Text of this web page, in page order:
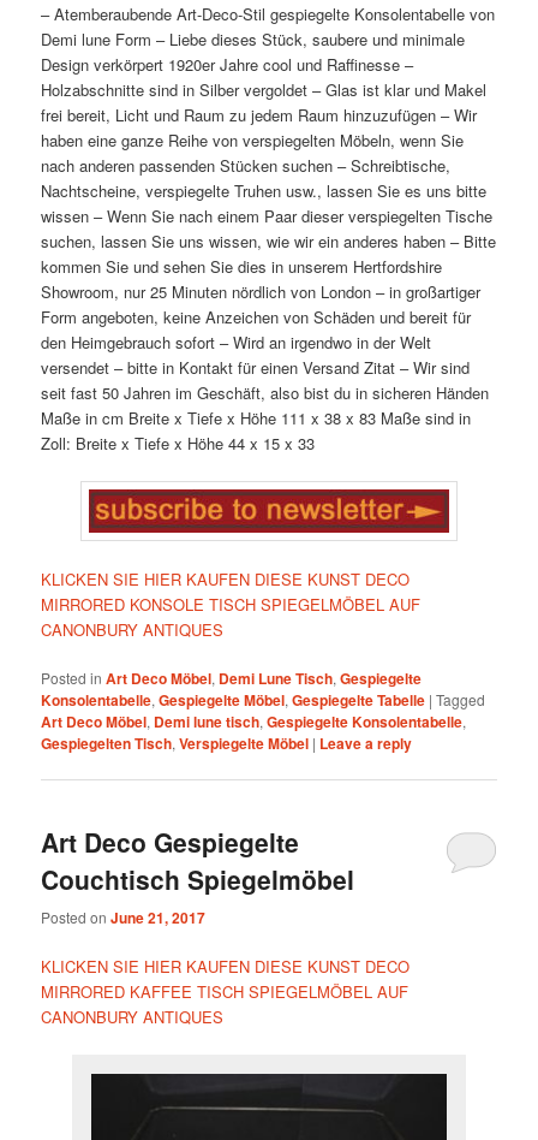
– Atemberaubende Art-Deco-Stil gespiegelte Konsolentabelle von
Demi lune Form – Liebe dieses Stück, saubere und minimale
Design verkörpert 1920er Jahre cool und Raffinesse –
Holzabschnitte sind in Silber vergoldet – Glas ist klar und Makel
frei bereit, Licht und Raum zu jedem Raum hinzuzufügen – Wir
haben eine ganze Reihe von verspiegelten Möbeln, wenn Sie
nach anderen passenden Stücken suchen – Schreibtische,
Nachtscheine, verspiegelte Truhen usw., lassen Sie es uns bitte
wissen – Wenn Sie nach einem Paar dieser verspiegelten Tische
suchen, lassen Sie uns wissen, wie wir ein anderes haben – Bitte
kommen Sie und sehen Sie dies in unserem Hertfordshire
Showroom, nur 25 Minuten nördlich von London – in großartiger
Form angeboten, keine Anzeichen von Schäden und bereit für
den Heimgebrauch sofort – Wird an irgendwo in der Welt
versendet – bitte in Kontakt für einen Versand Zitat – Wir sind
seit fast 50 Jahren im Geschäft, also bist du in sicheren Händen
Maße in cm Breite x Tiefe x Höhe 111 x 38 x 83 Maße sind in
Zoll: Breite x Tiefe x Höhe 44 x 15 x 33
KLICKEN SIE HIER KAUFEN DIESE KUNST DECO
MIRRORED KONSOLE TISCH SPIEGELMÖBEL AUF
CANONBURY ANTIQUES
Posted in Art Deco Möbel, Demi Lune Tisch,Gespiegelte
Konsolentabelle,Gespiegelte Möbel,Gespiegelte Tabelle |Tagged
Art Deco Möbel, Demi lune tisch,Gespiegelte Konsolentabelle,
Gespiegelten Tisch,Verspiegelte Möbel | Leave a reply
Art Deco Gespiegelte
Couchtisch Spiegelmöbel
Posted onJune 21, 2017
KLICKEN SIE HIER KAUFEN DIESE KUNST DECO
MIRRORED KAFFEE TISCH SPIEGELMÖBEL AUF
CANONBURY ANTIQUES